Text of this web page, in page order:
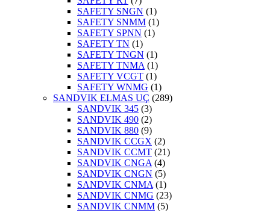
SAFETY SNGN (1)
SAFETY SNMM (1)
SAFETY SPNN (1)
SAFETY TN (1)
SAFETY TNGN (1)
SAFETY TNMA (1)
SAFETY VCGT (1)
SAFETY WNMG (1)
SANDVIK ELMAS UÇ (289)
SANDVIK 345 (3)
SANDVIK 490 (2)
SANDVIK 880 (9)
SANDVIK CCGX (2)
SANDVIK CCMT (21)
SANDVIK CNGA (4)
SANDVIK CNGN (5)
SANDVIK CNMA (1)
SANDVIK CNMG (23)
SANDVIK CNMM (5)